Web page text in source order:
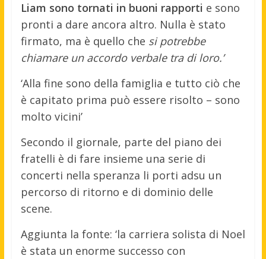
Liam sono tornati in buoni rapporti e sono
pronti a dare ancora altro. Nulla è stato
firmato, ma è quello che si potrebbe
chiamare un accordo verbale tra di loro.’
‘Alla fine sono della famiglia e tutto ciò che
è capitato prima può essere risolto – sono
molto vicini’
Secondo il giornale, parte del piano dei
fratelli è di fare insieme una serie di
concerti nella speranza li porti adsu un
percorso di ritorno e di dominio delle
scene.
Aggiunta la fonte: ‘la carriera solista di Noel
è stata un enorme successo con